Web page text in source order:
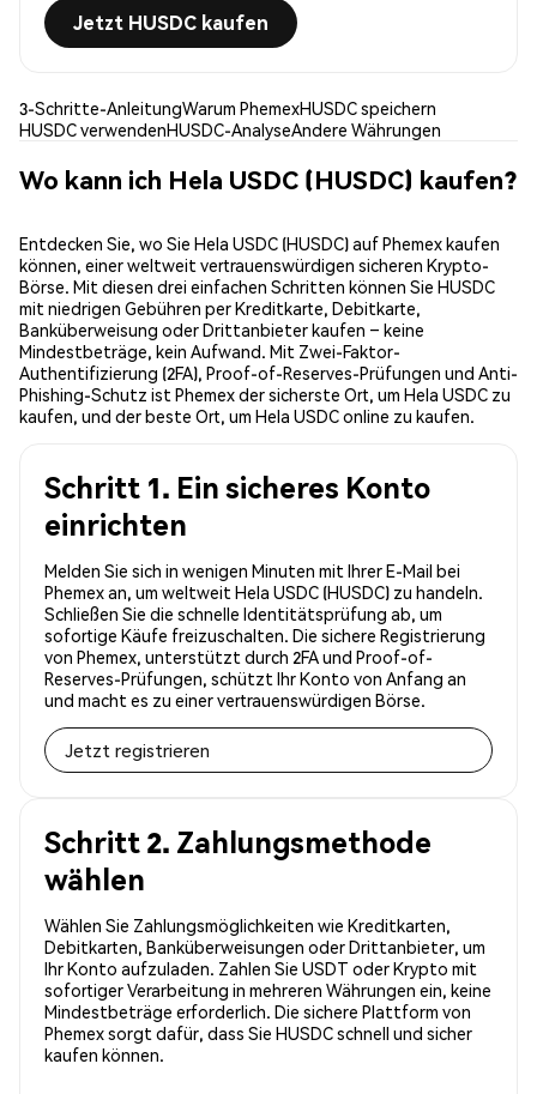
Jetzt HUSDC kaufen
3-Schritte-AnleitungWarum PhemexHUSDC speichern
HUSDC verwendenHUSDC-AnalyseAndere Währungen
Wo kann ich Hela USDC (HUSDC) kaufen?
Entdecken Sie, wo Sie Hela USDC (HUSDC) auf Phemex kaufen
können, einer weltweit vertrauenswürdigen sicheren Krypto-
Börse. Mit diesen drei einfachen Schritten können Sie HUSDC
mit niedrigen Gebühren per Kreditkarte, Debitkarte,
Banküberweisung oder Drittanbieter kaufen – keine
Mindestbeträge, kein Aufwand. Mit Zwei-Faktor-
Authentifizierung (2FA), Proof-of-Reserves-Prüfungen und Anti-
Phishing-Schutz ist Phemex der sicherste Ort, um Hela USDC zu
kaufen, und der beste Ort, um Hela USDC online zu kaufen.
Schritt 1. Ein sicheres Konto
einrichten
Melden Sie sich in wenigen Minuten mit Ihrer E-Mail bei
Phemex an, um weltweit Hela USDC (HUSDC) zu handeln.
Schließen Sie die schnelle Identitätsprüfung ab, um
sofortige Käufe freizuschalten. Die sichere Registrierung
von Phemex, unterstützt durch 2FA und Proof-of-
Reserves-Prüfungen, schützt Ihr Konto von Anfang an
und macht es zu einer vertrauenswürdigen Börse.
Jetzt registrieren
Schritt 2. Zahlungsmethode
wählen
Wählen Sie Zahlungsmöglichkeiten wie Kreditkarten,
Debitkarten, Banküberweisungen oder Drittanbieter, um
Ihr Konto aufzuladen. Zahlen Sie USDT oder Krypto mit
sofortiger Verarbeitung in mehreren Währungen ein, keine
Mindestbeträge erforderlich. Die sichere Plattform von
Phemex sorgt dafür, dass Sie HUSDC schnell und sicher
kaufen können.